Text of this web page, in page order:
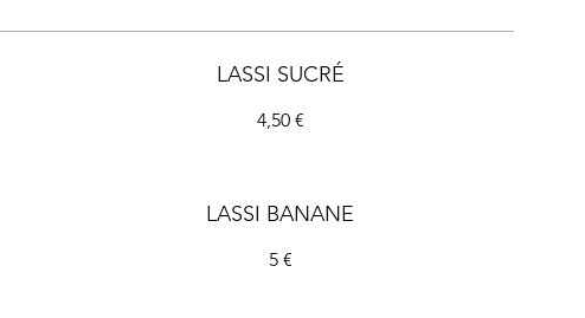
LASSI SUCRÉ
4,50 €
LASSI BANANE
5 €